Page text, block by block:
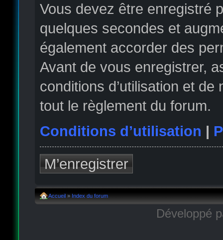
Vous devez être enregistré
quelques secondes et
également accorder des
Avant de vous enregistrer,
conditions d’utilisation et
tout le règlement du forum.
Conditions d’utilisation |
M’enregistrer
Accueil » Index du forum
Développé